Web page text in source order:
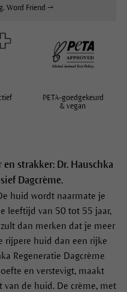
strakker: Dr. Hauschka
Dagcrème.
huid wordt naarmate je
leeftijd van 50 tot 55 jaar,
dan merken dat je meer
rijpere huid dan een rijke
Regeneratie Dagcrème
en verstevigt, maakt
van de huid. De crème, met
Word Friend →
PETA-goedgekeurd
& vegan